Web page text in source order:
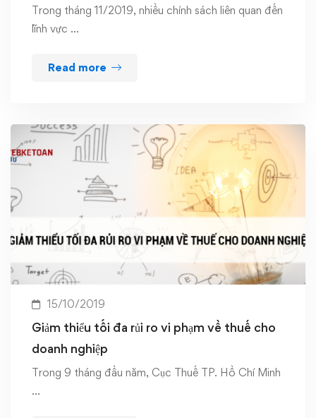
Trong tháng 11/2019, nhiều chính sách liên quan đến
lĩnh vực …
Read more
15/10/2019
Giảm thiểu tối đa rủi ro vi phạm về thuế cho
doanh nghiệp
Trong 9 tháng đầu năm, Cục Thuế TP. Hồ Chí Minh
…